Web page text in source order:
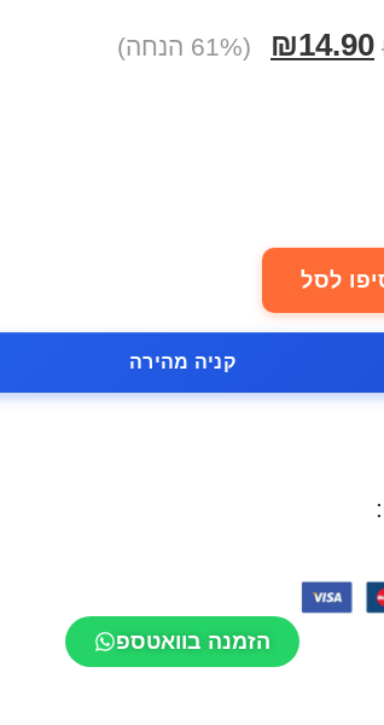
₪14.90 (61% הנחה)
לסל
קניה מהירה
הזמנה בוואטספ